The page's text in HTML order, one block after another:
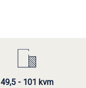
49,5 - 101 kvm